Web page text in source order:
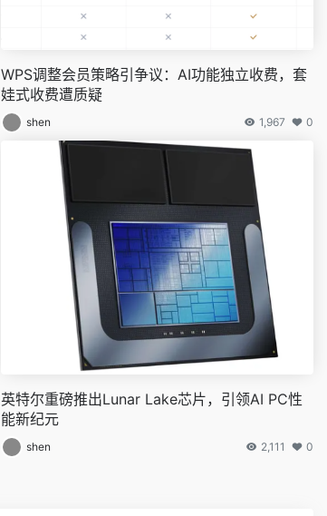
WPS调整会员策略引争议：AI功能独立收费，套
娃式收费遭质疑
shen 1,967 0
英特尔重磅推出Lunar Lake芯片，引领AI PC性
能新纪元
shen 2,111 0